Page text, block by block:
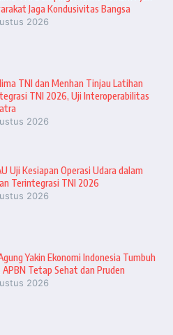
Jaga Kondusivitas Bangsa
2026
TNI dan Menhan Tinjau Latihan
TNI 2026, Uji Interoperabilitas
2026
Uji Kesiapan Operasi Udara dalam
Terintegrasi TNI 2026
2026
Yakin Ekonomi Indonesia Tumbuh
Tetap Sehat dan Pruden
2026